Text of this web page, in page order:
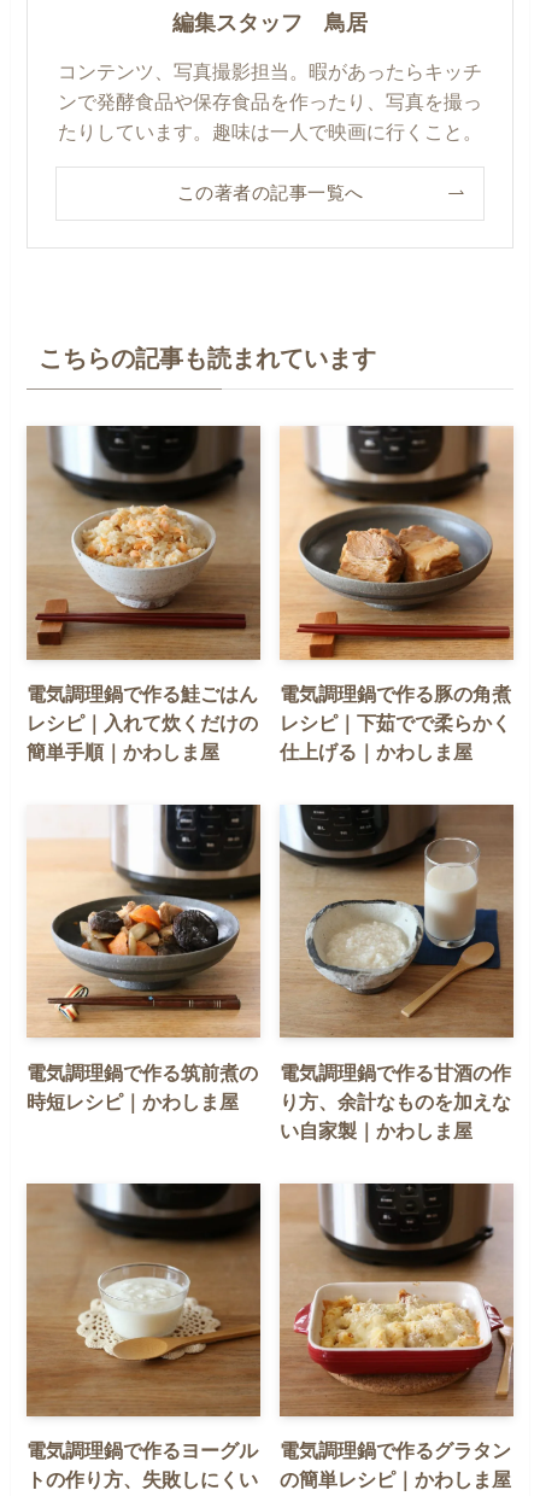
編集スタッフ 鳥居
コンテンツ、写真撮影担当。暇があったらキッチ
ンで発酵食品や保存食品を作ったり、写真を撮っ
たりしています。趣味は一人で映画に行くこと。
この著者の記事一覧へ
こちらの記事も読まれています
電気調理鍋で作る鮭ごはん
レシピ｜入れて炊くだけの
簡単手順｜かわしま屋
電気調理鍋で作る豚の角煮
レシピ｜下茹でで柔らかく
仕上げる｜かわしま屋
電気調理鍋で作る筑前煮の
時短レシピ｜かわしま屋
電気調理鍋で作る甘酒の作
り方、余計なものを加えな
い自家製｜かわしま屋
電気調理鍋で作るヨーグル
トの作り方、失敗しにくい
電気調理鍋で作るグラタン
の簡単レシピ｜かわしま屋